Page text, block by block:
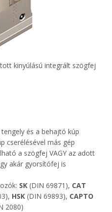
kinyúlású integrált szögfej
és a behajtó kúp
cserélésével más gép
a szögfej VAGY az adott
akár gyorsítófej is
SK (DIN 69871), CAT
HSK (DIN 69893), CAPTO
2080)